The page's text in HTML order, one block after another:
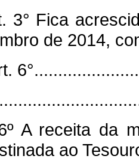
3° Fica
de 2014,
A receita da
ao